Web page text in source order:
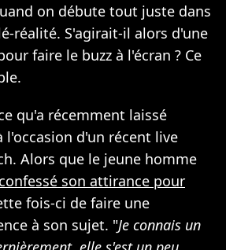
on débute tout juste dans
réalité. S'agirait-il alors d'une
faire le buzz à l'écran ? Ce
qu'a récemment laissé
l'occasion d'un récent live
Alors que le jeune homme
confessé son attirance pour
fois-ci de faire une
à son sujet. "Je connais un